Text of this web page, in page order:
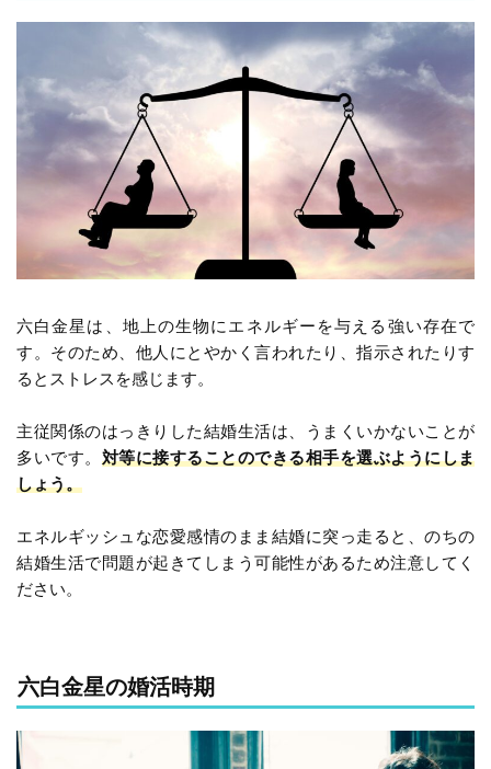
六白金星は、地上の生物にエネルギーを与える強い存在で
す。そのため、他人にとやかく言われたり、指示されたりす
るとストレスを感じます。
主従関係のはっきりした結婚生活は、うまくいかないことが
多いです。 対等に接することのできる相手を選ぶようにしま
しょう。
エネルギッシュな恋愛感情のまま結婚に突っ走ると、のちの
結婚生活で問題が起きてしまう可能性があるため注意してく
ださい。
六白金星の婚活時期